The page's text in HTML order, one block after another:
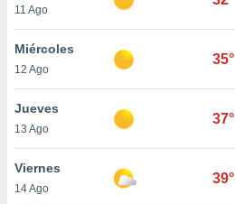
más
nuestra
y
11 Ago
Miércoles
12 Ago
35°
Jueves
13 Ago
37°
Viernes
14 Ago
39°